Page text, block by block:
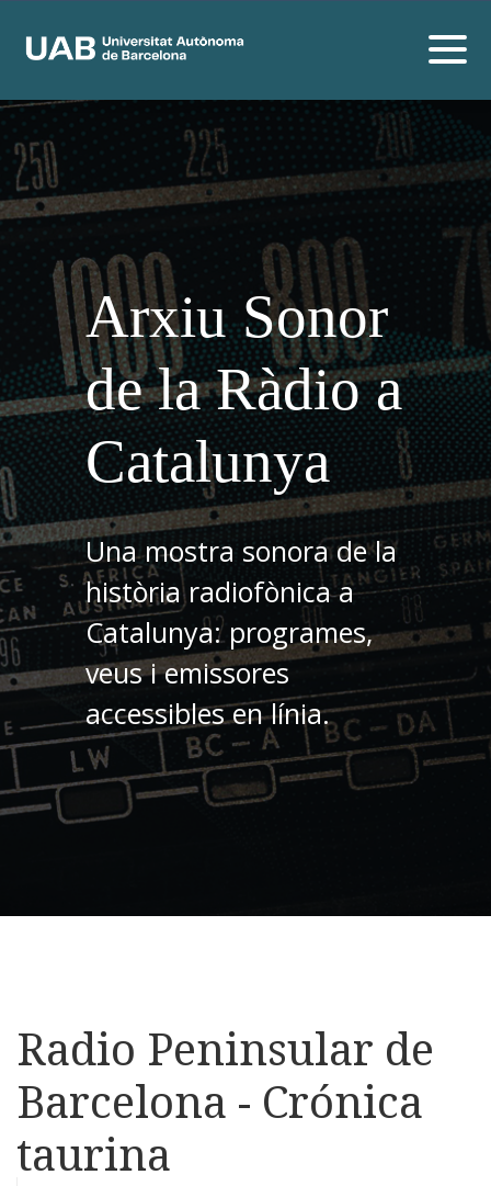
Arxiu Sonor
de la Ràdio a
Catalunya
Una mostra sonora de la
història radiofònica a
Catalunya: programes,
veus i emissores
accessibles en línia.
Radio Peninsular de
Barcelona - Crónica
taurina